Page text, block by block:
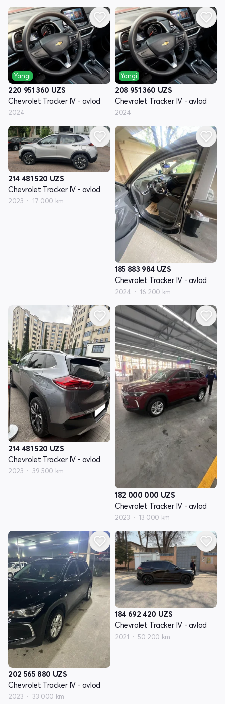
Yangi
220 951 360 UZS
Chevrolet Tracker IV - avlod
2024
Yangi
208 951 360 UZS
Chevrolet Tracker IV - avlod
2024
214 481 520 UZS
Chevrolet Tracker IV - avlod
2023 17 000 km
185 883 984 UZS
Chevrolet Tracker IV - avlod
2024 16 200 km
214 481 520 UZS
Chevrolet Tracker IV - avlod
2023 39 500 km
182 000 000 UZS
Chevrolet Tracker IV - avlod
2023 13 000 km
202 565 880 UZS
Chevrolet Tracker IV - avlod
2023 33 000 km
184 692 420 UZS
Chevrolet Tracker IV - avlod
2021 50 200 km